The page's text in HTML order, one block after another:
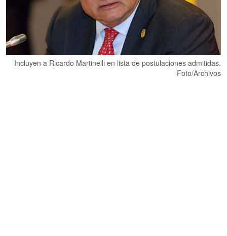
Incluyen a Ricardo Martinelli en lista de postulaciones admitidas.
Foto/Archivos